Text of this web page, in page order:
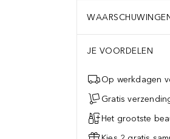
JE VOORDELEN
Op werkdagen
Gratis
Het grootste